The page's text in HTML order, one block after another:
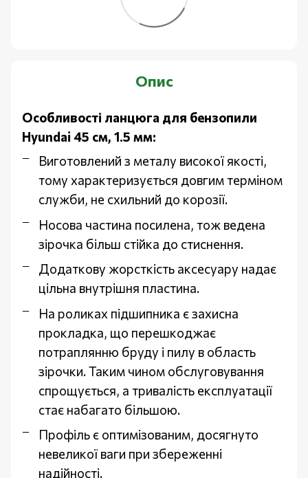
Опис
Особливості ланцюга для бензопили
Hyundai 45 см, 1.5 мм:
Виготовлений з металу високої якості,
тому характеризується довгим терміном
служби, не схильний до корозії.
Носова частина посилена, тож ведена
зірочка більш стійка до стиснення.
Додаткову жорсткість аксесуару надає
цільна внутрішня пластина.
На роликах підшипника є захисна
прокладка, що перешкоджає
потраплянню бруду і пилу в область
зірочки. Таким чином обслуговування
спрощується, а тривалість експлуатації
стає набагато більшою.
Профіль є оптимізованим, досягнуто
невеликої ваги при збереженні
надійності.